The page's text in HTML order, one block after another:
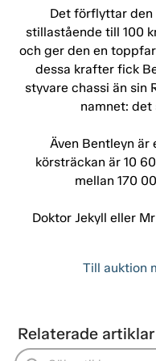
Det förflyttar den
stillastående till 100
och ger den en
dessa krafter fick
styvare chassi än sin
namnet: det
Även Bentleyn är
körsträckan är 10
mellan 170
Doktor Jekyll eller
Till auktion
Relaterade artiklar